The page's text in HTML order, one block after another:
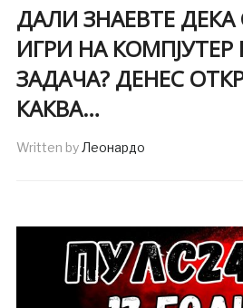
ДАЛИ ЗНАЕВТЕ ДЕКА
ИГРИ НА КОМПЈУТЕР
ЗАДАЧА? ДЕНЕС
КАКВА…
Written byЛеонардо